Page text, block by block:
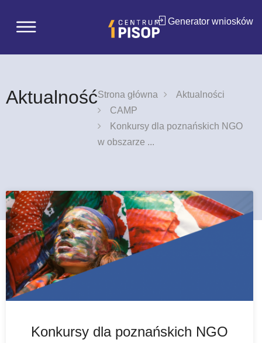
Generator wniosków
AktualnośćStrona główna
Aktualności
CAMP
Konkursy dla poznańskich NGO
w obszarze ...
Konkursy dla poznańskich NGO